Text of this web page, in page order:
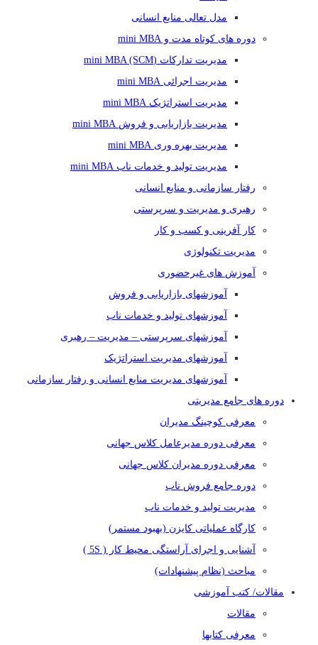
مدل تعالی منابع انسانی
دوره های کوتاه مدت و mini MBA
مدیریت تدارکات (mini MBA (SCM
مدیریت اجرائی mini MBA
مدیریت استراتژیک mini MBA
مدیریت بازاریابی و فروش mini MBA
مدیریت بهره وری mini MBA
مدیریت تولید و خدمات ناب mini MBA
رفتار سازمانی و منابع انسانی
رهبری و مدیریت و سرپرستی
کار آفرینی و کسب و کار
مدیریت تکنولوژی
آموزش های غیرحضوری
آموزشهای بازاریابی و فروش
آموزشهای تولید و خدمات ناب
آموزشهای سرپرستی – مدیریت – رهبری
آموزشهای مدیریت استراتژیک
آموزشهای مدیریت منابع انسانی و رفتار سازمانی
دوره های جامع مدیریتی
معرفی کوچینگ مدیران
معرفی دوره مدیرعامل کلاس جهانی
معرفی دوره مدیران کلاس جهانی
دوره جامع فروش ناب
مدیریت تولید و خدمات ناب
کارگاه عملیاتی کایزن (بهبود مستمر)
آشنایی و اجرای آراستگی محیط کار ( 5S )
مباحث (نظام پیشنهادات)
مقالات/ کتب آموزشی
مقالات
معرفی کتابها